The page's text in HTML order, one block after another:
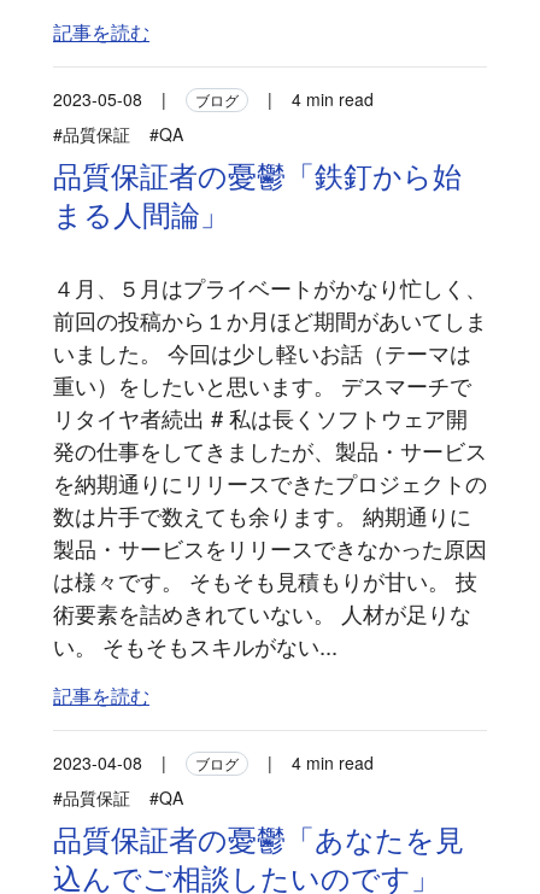
記事を読む
2023-05-08 | ブログ |
4 min read
#品質保証
#QA
品質保証者の憂鬱「鉄釘から始
まる人間論」
４月、５月はプライベートがかなり忙しく、
前回の投稿から１か月ほど期間があいてしま
いました。 今回は少し軽いお話（テーマは
重い）をしたいと思います。 デスマーチで
リタイヤ者続出 # 私は長くソフトウェア開
発の仕事をしてきましたが、製品・サービス
を納期通りにリリースできたプロジェクトの
数は片手で数えても余ります。 納期通りに
製品・サービスをリリースできなかった原因
は様々です。 そもそも見積もりが甘い。 技
術要素を詰めきれていない。 人材が足りな
い。 そもそもスキルがない...
記事を読む
2023-04-08 | ブログ |
4 min read
#品質保証
#QA
品質保証者の憂鬱「あなたを見
込んでご相談したいのです」